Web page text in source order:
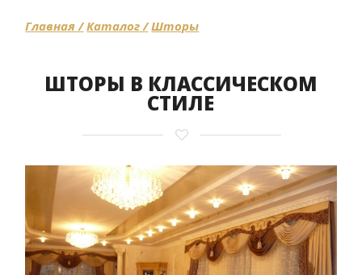
Главная / Каталог / Шторы
ШТОРЫ В КЛАССИЧЕСКОМ
СТИЛЕ